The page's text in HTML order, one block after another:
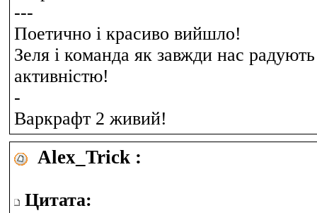
---
Поетично і красиво вийшло!
Зеля і команда як завжди нас
активністю!
-
Варкрафт 2 живий!
Alex_Trick :
Цитата: